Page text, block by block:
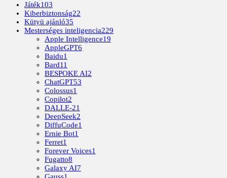
Játék103
Kiberbiztonság22
Kütyü ajánló35
Mesterséges inteligencia229
Apple Intelligence19
AppleGPT6
Baidu1
Bard11
BESPOKE AI2
ChatGPT53
Colossus1
Copilot2
DALLE-21
DeepSeek2
DiffuCode1
Ernie Bot1
Ferret1
Forever Voices1
Fugatto8
Galaxy AI7